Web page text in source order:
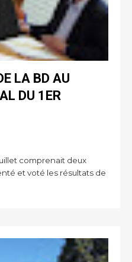
LA BD AU
DU 1ER
comprenait deux
et voté les résultats de